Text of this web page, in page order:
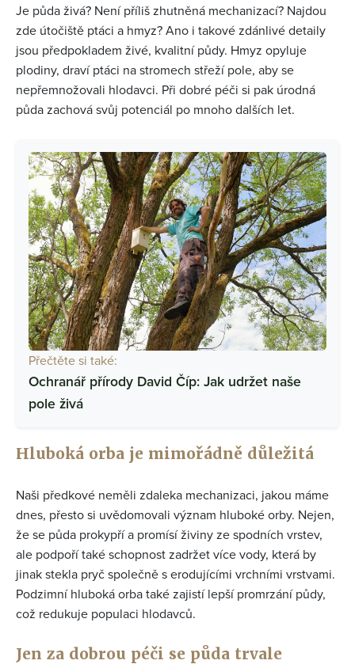
Je půda živá? Není příliš zhutněná mechanizací? Najdou
zde útočiště ptáci a hmyz? Ano i takové zdánlivé detaily
jsou předpokladem živé, kvalitní půdy. Hmyz opyluje
plodiny, draví ptáci na stromech střeží pole, aby se
nepřemnožovali hlodavci. Při dobré péči si pak úrodná
půda zachová svůj potenciál po mnoho dalších let.
Přečtěte si také:
Ochranář přírody David Číp: Jak udržet naše
pole živá
Hluboká orba je mimořádně důležitá
Naši předkové neměli zdaleka mechanizaci, jakou máme
dnes, přesto si uvědomovali význam hluboké orby. Nejen,
že se půda prokypří a promísí živiny ze spodních vrstev,
ale podpoří také schopnost zadržet více vody, která by
jinak stekla pryč společně s erodujícími vrchními vrstvami.
Podzimní hluboká orba také zajistí lepší promrzání půdy,
což redukuje populaci hlodavců.
Jen za dobrou péči se půda trvale